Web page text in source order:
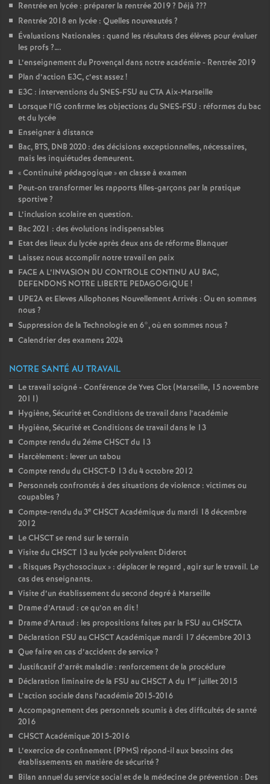
Rentrée en lycée : préparer la rentrée 2019? Déjà ???
Rentrée 2018 en lycée : Quelles nouveautés ?
Évaluations Nationales : quand les résultats des élèves pour évaluer
les profs ?….
L’enseignement du Provençal dans notre académie - Rentrée 2019
Plan d’action E3C, c’est assez!
E3C : interventions du SNES-FSU au CTA Aix-Marseille
Lorsque l’IG confirme les objections du SNES-FSU : réformes du bac
et du lycée
Enseigner à distance
Bac, BTS, DNB 2020 : des décisions exceptionnelles, nécessaires,
mais les inquiétudes demeurent.
«Continuité pédagogique» en classe à examen
Peut-on transformer les rapports filles-garçons par la pratique
sportive?
L’inclusion scolaire en question.
Bac 2021 : des évolutions indispensables
Etat des lieux du lycée après deux ans de réforme Blanquer
Laissez nous accomplir notre travail en paix
FACE A L’INVASION DU CONTROLE CONTINU AU BAC,
DEFENDONS NOTRE LIBERTE PEDAGOGIQUE !
UPE2A et Eleves Allophones Nouvellement Arrivés : Ou en sommes
nous ?
Suppression de la Technologie en 6°, où en sommes nous ?
Calendrier des examens 2024
NOTRE SANTÉ AU TRAVAIL
Le travail soigné - Conférence de Yves Clot (Marseille, 15 novembre
2011)
Hygiène, Sécurité et Conditions de travail dans l’académie
Hygiène, Sécurité et Conditions de travail dans le 13
Compte rendu du 2éme CHSCT du 13
Harcèlement : lever un tabou
Compte rendu du CHSCT-D 13 du 4 octobre 2012
Personnels confrontés à des situations de violence : victimes ou
coupables ?
Compte-rendu du 3e CHSCT Académique du mardi 18 décembre
2012
Le CHSCT se rend sur le terrain
Visite du CHSCT 13 au lycée polyvalent Diderot
« Risques Psychosociaux» : déplacer le regard , agir sur le travail. Le
cas des enseignants.
Visite d’un établissement du second degré à Marseille
Drame d’Artaud : ce qu’on en dit!
Drame d’Artaud : les propositions faites par la FSU au CHSCTA
Déclaration FSU au CHSCT Académique mardi 17 décembre 2013
Que faire en cas d’accident de service?
Justificatif d’arrêt maladie : renforcement de la procédure
Déclaration liminaire de la FSU au CHSCT A du 1 er juillet 2015
L’action sociale dans l’académie 2015-2016
Accompagnement des personnels soumis à des difficultés de santé
2016
CHSCT Académique 2015-2016
L’exercice de confinement (PPMS) répond-il aux besoins des
établissements en matière de sécurité?
Bilan annuel du service social et de la médecine de prévention : Des